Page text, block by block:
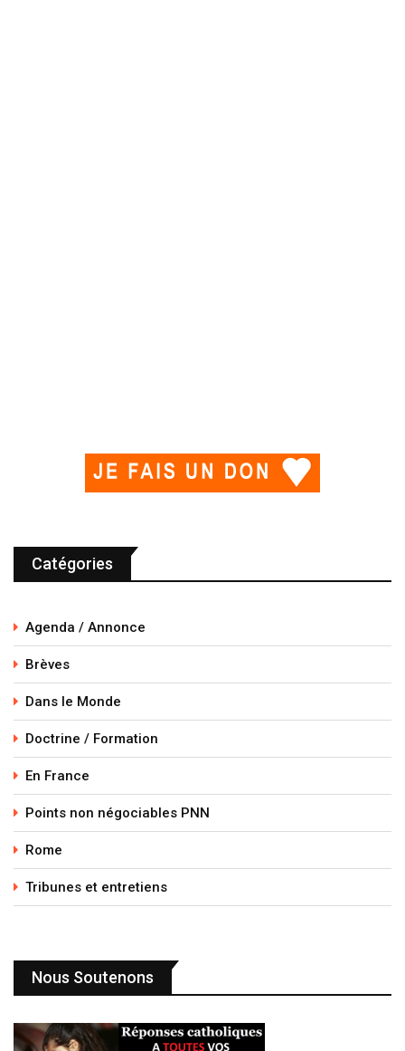
Catégories
Agenda / Annonce
Brèves
Dans le Monde
Doctrine / Formation
En France
Points non négociables PNN
Rome
Tribunes et entretiens
Nous Soutenons